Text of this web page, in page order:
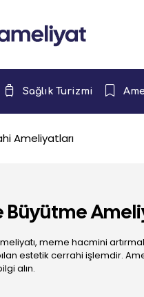
Sağlık Turizmi
Ameliyatları
Büyütme
meme hacmini
estetik cerrahi işlemdir.
alın.